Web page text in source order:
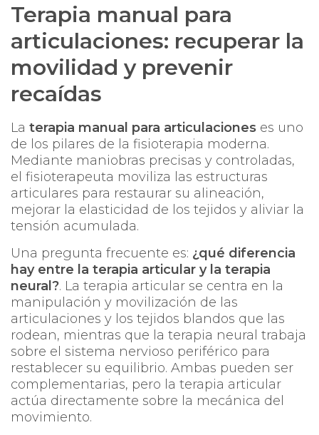
Terapia manual para
articulaciones: recuperar la
movilidad y prevenir
recaídas
La terapia manual para articulaciones es uno
de los pilares de la fisioterapia moderna.
Mediante maniobras precisas y controladas,
el fisioterapeuta moviliza las estructuras
articulares para restaurar su alineación,
mejorar la elasticidad de los tejidos y aliviar la
tensión acumulada.
Una pregunta frecuente es: ¿qué diferencia
hay entre la terapia articular y la terapia
neural?. La terapia articular se centra en la
manipulación y movilización de las
articulaciones y los tejidos blandos que las
rodean, mientras que la terapia neural trabaja
sobre el sistema nervioso periférico para
restablecer su equilibrio. Ambas pueden ser
complementarias, pero la terapia articular
actúa directamente sobre la mecánica del
movimiento.